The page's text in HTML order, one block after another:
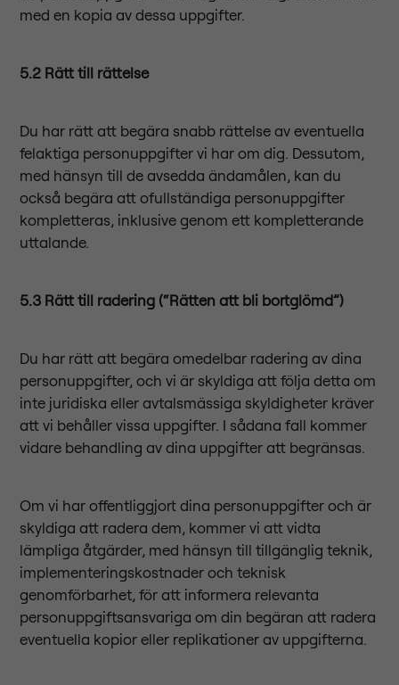
med en kopia av dessa uppgifter.
5.2 Rätt till rättelse
Du har rätt att begära snabb rättelse av eventuella
felaktiga personuppgifter vi har om dig. Dessutom,
med hänsyn till de avsedda ändamålen, kan du
också begära att ofullständiga personuppgifter
kompletteras, inklusive genom ett kompletterande
uttalande.
5.3 Rätt till radering (“Rätten att bli bortglömd”)
Du har rätt att begära omedelbar radering av dina
personuppgifter, och vi är skyldiga att följa detta om
inte juridiska eller avtalsmässiga skyldigheter kräver
att vi behåller vissa uppgifter. I sådana fall kommer
vidare behandling av dina uppgifter att begränsas.
Om vi har offentliggjort dina personuppgifter och är
skyldiga att radera dem, kommer vi att vidta
lämpliga åtgärder, med hänsyn till tillgänglig teknik,
implementeringskostnader och teknisk
genomförbarhet, för att informera relevanta
personuppgiftsansvariga om din begäran att radera
eventuella kopior eller replikationer av uppgifterna.